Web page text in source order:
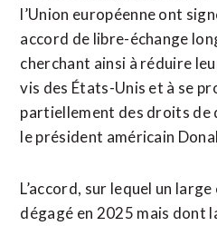
l’Union européenne ont
accord de libre-échange
cherchant ainsi à réduire
vis des États-Unis et à se
partiellement des droits de
le président américain
L’accord, sur lequel un large
dégagé en 2025 mais dont